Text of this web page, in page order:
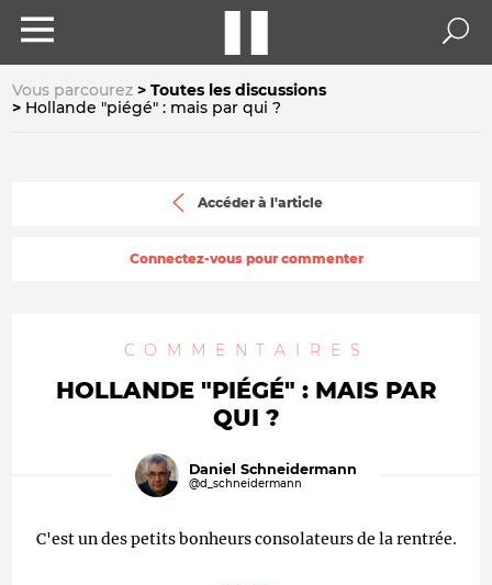
Vous parcourez
Toutes les discussions
Hollande "piégé" : mais par qui ?
Accéder à l'article
Connectez-vous pour commenter
COMMENTAIRES
HOLLANDE "PIÉGÉ" : MAIS PAR
QUI ?
Daniel Schneidermann
@d_schneidermann
C'est un des petits bonheurs consolateurs de la rentrée.